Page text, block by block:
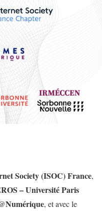
Society (ISOC) France,
– Université Paris
, et avec le